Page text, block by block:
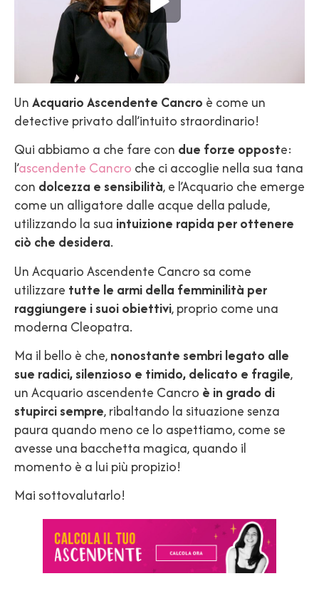
UnAcquario Ascendente Cancro è come un
detective privato dall’intuito straordinario!
Qui abbiamo a che fare con due forze opposte:
l’ascendente Cancro che ci accoglie nella sua tana
con dolcezza e sensibilità, e l’Acquario che emerge
come un alligatore dalle acque della palude,
utilizzando la sua intuizione rapida per ottenere
ciò che desidera.
Un Acquario Ascendente Cancro sa come
utilizzare tutte le armi della femminilità per
raggiungere i suoi obiettivi, proprio come una
moderna Cleopatra.
Ma il bello è che,nonostante sembri legato alle
sue radici, silenzioso e timido, delicato e fragile,
un Acquario ascendente Cancro è in grado di
stupirci sempre, ribaltando la situazione senza
paura quando meno ce lo aspettiamo, come se
avesse una bacchetta magica, quando il
momento è a lui più propizio!
Mai sottovalutarlo!